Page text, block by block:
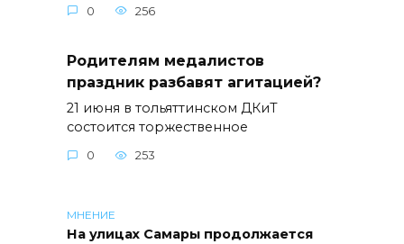
0 256
Родителям медалистов
праздник разбавят агитацией?
21 июня в тольяттинском ДКиТ
состоится торжественное
0 253
МНЕНИЕ
На улицах Самары продолжается